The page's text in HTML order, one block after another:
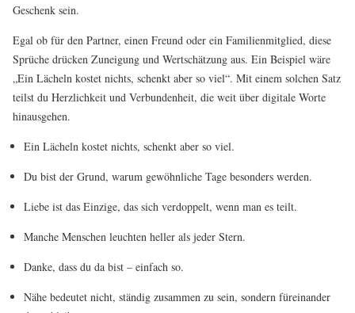
Geschenk sein.
Egal ob für den Partner, einen Freund oder ein Familienmitglied, diese
Sprüche drücken Zuneigung und Wertschätzung aus. Ein Beispiel wäre
„Ein Lächeln kostet nichts, schenkt aber so viel“. Mit einem solchen Satz
teilst du Herzlichkeit und Verbundenheit, die weit über digitale Worte
hinausgehen.
Ein Lächeln kostet nichts, schenkt aber so viel.
Du bist der Grund, warum gewöhnliche Tage besonders werden.
Liebe ist das Einzige, das sich verdoppelt, wenn man es teilt.
Manche Menschen leuchten heller als jeder Stern.
Danke, dass du da bist – einfach so.
Nähe bedeutet nicht, ständig zusammen zu sein, sondern füreinander